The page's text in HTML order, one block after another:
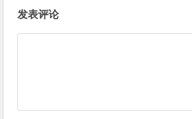
发表评论